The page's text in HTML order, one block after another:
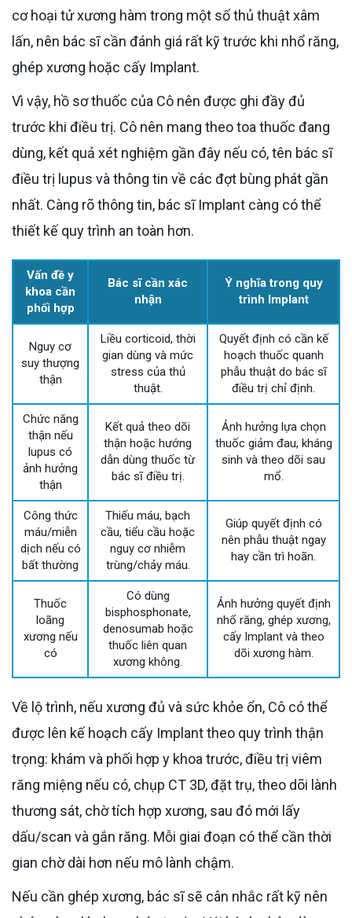
cơ hoại tử xương hàm trong một số thủ thuật xâm
lấn, nên bác sĩ cần đánh giá rất kỹ trước khi nhổ răng,
ghép xương hoặc cấy Implant.
Vì vậy, hồ sơ thuốc của Cô nên được ghi đầy đủ
trước khi điều trị. Cô nên mang theo toa thuốc đang
dùng, kết quả xét nghiệm gần đây nếu có, tên bác sĩ
điều trị lupus và thông tin về các đợt bùng phát gần
nhất. Càng rõ thông tin, bác sĩ Implant càng có thể
thiết kế quy trình an toàn hơn.
Vấn đề y
khoa cần
phối hợp
Bác sĩ cần xác
nhận
Ý nghĩa trong quy
trình Implant
Nguy cơ
suy thượng
thận
Liều corticoid, thời
gian dùng và mức
stress của thủ
thuật.
Quyết định có cần kế
hoạch thuốc quanh
phẫu thuật do bác sĩ
điều trị chỉ định.
Chức năng
thận nếu
lupus có
ảnh hưởng
thận
Kết quả theo dõi
thận hoặc hướng
dẫn dùng thuốc từ
bác sĩ điều trị.
Ảnh hưởng lựa chọn
thuốc giảm đau, kháng
sinh và theo dõi sau
mổ.
Công thức
máu/miễn
dịch nếu có
bất thường
Thiếu máu, bạch
cầu, tiểu cầu hoặc
nguy cơ nhiễm
trùng/chảy máu.
Giúp quyết định có
nên phẫu thuật ngay
hay cần trì hoãn.
Thuốc
loãng
xương nếu
có
Có dùng
bisphosphonate,
denosumab hoặc
thuốc liên quan
xương không.
Ảnh hưởng quyết định
nhổ răng, ghép xương,
cấy Implant và theo
dõi xương hàm.
Về lộ trình, nếu xương đủ và sức khỏe ổn, Cô có thể
được lên kế hoạch cấy Implant theo quy trình thận
trọng: khám và phối hợp y khoa trước, điều trị viêm
răng miệng nếu có, chụp CT 3D, đặt trụ, theo dõi lành
thương sát, chờ tích hợp xương, sau đó mới lấy
dấu/scan và gắn răng. Mỗi giai đoạn có thể cần thời
gian chờ dài hơn nếu mô lành chậm.
Nếu cần ghép xương, bác sĩ sẽ cân nhắc rất kỹ nên